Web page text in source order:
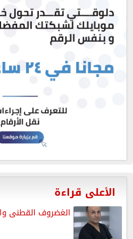
الأعلى قراءة
الغضروف القطنى